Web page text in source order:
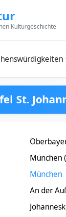
Kulturgeschichte
St.
München
München
An der